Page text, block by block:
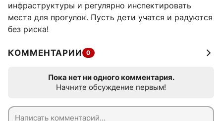
инфраструктуры и регулярно инспектировать
места для прогулок. Пусть дети учатся и радуются
без риска!
КОММЕНТАРИИ 0
Пока нет ни одного комментария.
Начните обсуждение первым!